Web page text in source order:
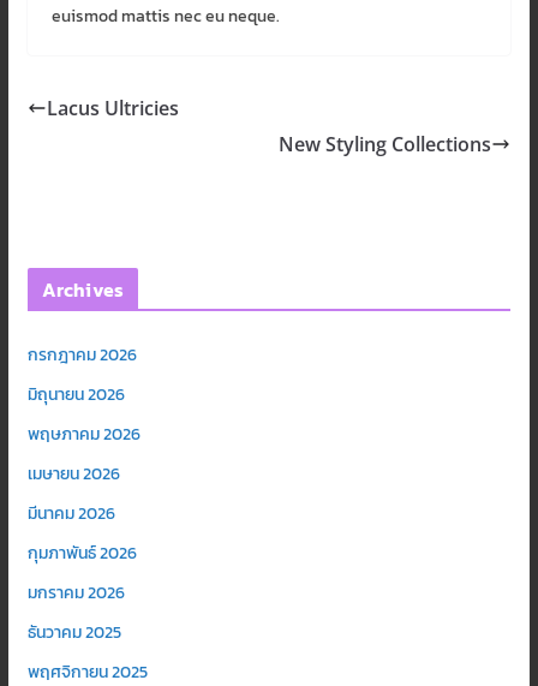
euismod mattis nec eu neque.
Lacus Ultricies
New Styling Collections
Archives
กรกฎาคม 2026
มิถุนายน 2026
พฤษภาคม 2026
เมษายน 2026
มีนาคม 2026
กุมภาพันธ์ 2026
มกราคม 2026
ธันวาคม 2025
พฤศจิกายน 2025